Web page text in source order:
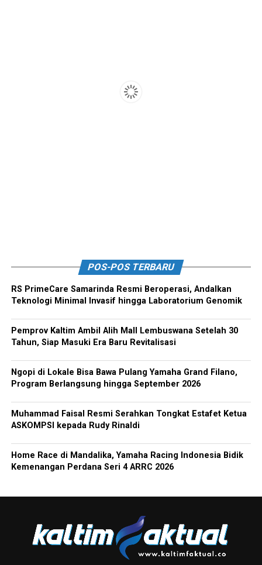
POS-POS TERBARU
RS PrimeCare Samarinda Resmi Beroperasi, Andalkan
Teknologi Minimal Invasif hingga Laboratorium Genomik
Pemprov Kaltim Ambil Alih Mall Lembuswana Setelah 30
Tahun, Siap Masuki Era Baru Revitalisasi
Ngopi di Lokale Bisa Bawa Pulang Yamaha Grand Filano,
Program Berlangsung hingga September 2026
Muhammad Faisal Resmi Serahkan Tongkat Estafet Ketua
ASKOMPSI kepada Rudy Rinaldi
Home Race di Mandalika, Yamaha Racing Indonesia Bidik
Kemenangan Perdana Seri 4 ARRC 2026